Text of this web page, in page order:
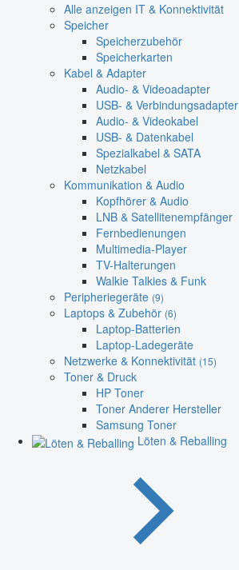
Alle anzeigen IT & Konnektivität
Speicher
Speicherzubehör
Speicherkarten
Kabel & Adapter
Audio- & Videoadapter
USB- & Verbindungsadapter
Audio- & Videokabel
USB- & Datenkabel
Spezialkabel & SATA
Netzkabel
Kommunikation & Audio
Kopfhörer & Audio
LNB & Satellitenempfänger
Fernbedienungen
Multimedia-Player
TV-Halterungen
Walkie Talkies & Funk
Peripheriegeräte (9)
Laptops & Zubehör (6)
Laptop-Batterien
Laptop-Ladegeräte
Netzwerke & Konnektivität (15)
Toner & Druck
HP Toner
Toner Anderer Hersteller
Samsung Toner
Löten & Reballing